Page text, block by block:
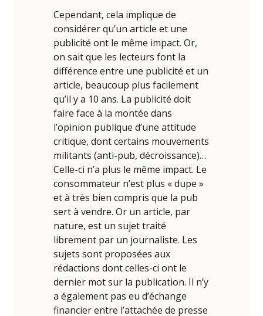
Cependant, cela implique de
considérer qu’un article et une
publicité ont le même impact. Or,
on sait que les lecteurs font la
différence entre une publicité et un
article, beaucoup plus facilement
qu’il y a 10 ans. La publicité doit
faire face à la montée dans
l’opinion publique d’une attitude
critique, dont certains mouvements
militants (anti-pub, décroissance)…
Celle-ci n’a plus le même impact. Le
consommateur n’est plus « dupe »
et à très bien compris que la pub
sert à vendre. Or un article, par
nature, est un sujet traité
librement par un journaliste. Les
sujets sont proposées aux
rédactions dont celles-ci ont le
dernier mot sur la publication. Il n’y
a également pas eu d’échange
financier entre l’attachée de presse